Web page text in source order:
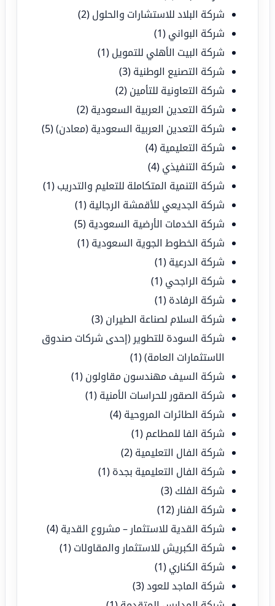
شركة البلاد للاستشارات والحلول (2)
شركة البواني (1)
شركة البيت الأهلي للتمويل (1)
شركة التصنيع الوطنية (3)
شركة التعاونية للتأمين (2)
شركة التعدين العربية السعودية (2)
شركة التعدين العربية السعودية (معادن)(5)
شركة التعليمية (4)
شركة التنفيذي (4)
شركة التنمية المتكاملة للتعليم والتدريب (1)
شركة الجديعي للأقمشة الرجالية (1)
شركة الخدمات الأرضية السعودية (5)
شركة الخطوط الجوية السعودية (1)
شركة الدرعية (1)
شركة الراجحي (1)
شركة الرفادة (1)
شركة السلام لصناعة الطيران (3)
شركة السودة للتطوير (إحدى شركات صندوق
الاستثمارات العامة)(1)
شركة السيف مهندسون مقاولون (1)
شركة الصقور للحراسات الأمنية (1)
شركة الطائرات المروحية (4)
شركة الفا للمطاعم (1)
شركة الفال التعليمية (2)
شركة الفال التعليمية بجدة (1)
شركة الفلك (3)
شركة الفنار (12)
شركة القدية للاستثمار – مشروع القدية (4)
شركة الكبريش للاستثمار والمقاولات (1)
شركة الكناري (1)
شركة الماجد للعود(3)